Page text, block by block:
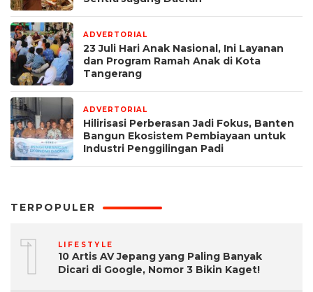
ADVERTORIAL
23 Juli Hari Anak Nasional, Ini Layanan
dan Program Ramah Anak di Kota
Tangerang
ADVERTORIAL
Hilirisasi Perberasan Jadi Fokus, Banten
Bangun Ekosistem Pembiayaan untuk
Industri Penggilingan Padi
TERPOPULER
1 LIFESTYLE
10 Artis AV Jepang yang Paling Banyak
Dicari di Google, Nomor 3 Bikin Kaget!